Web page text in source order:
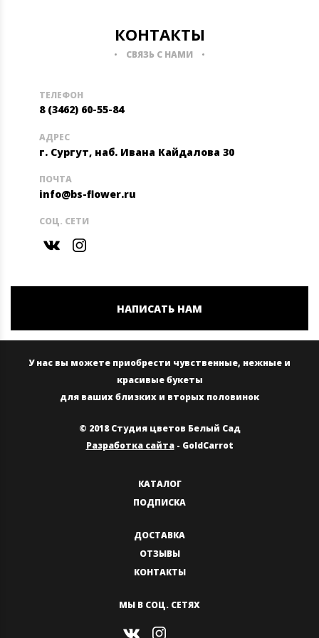
КОНТАКТЫ
СВЯЗЬ С НАМИ
ТЕЛЕФОН
8 (3462) 60-55-84
АДРЕС
г. Сургут, наб. Ивана Кайдалова 30
ПОЧТА
info@bs-flower.ru
СОЦ. СЕТИ
НАПИСАТЬ НАМ
У нас вы можете приобрести чувственные, нежные и
красивые букеты
для ваших близких и вторых половинок
© 2018 Студия цветов Белый Сад
Разработка сайта- GoldCarrot
КАТАЛОГ
ПОДПИСКА
ДОСТАВКА
ОТЗЫВЫ
КОНТАКТЫ
МЫ В СОЦ. СЕТЯХ